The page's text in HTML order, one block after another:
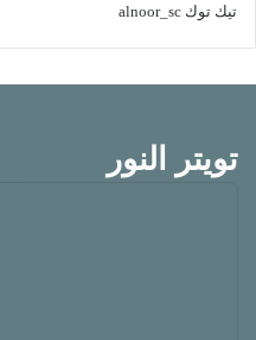
تيك توك alnoor_sc
تويتر النور